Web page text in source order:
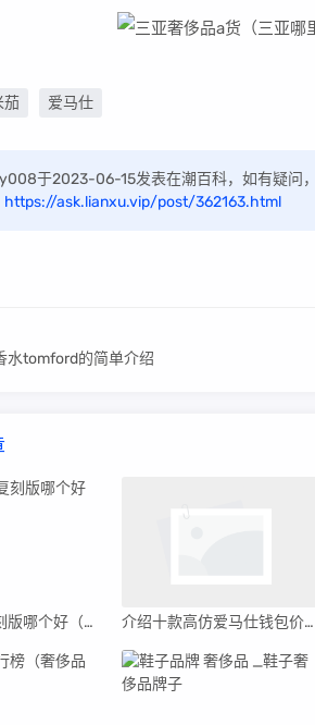
茄 爱马仕
于2023-06-15发表在潮百科，如有疑问，
https://ask.lianxu.vip/post/362163.html
水tomford的简单介绍
顶级原单和复刻版哪个好（顶级原单） 介绍十款高仿爱马仕钱包价格(爱马仕钱包经典款)